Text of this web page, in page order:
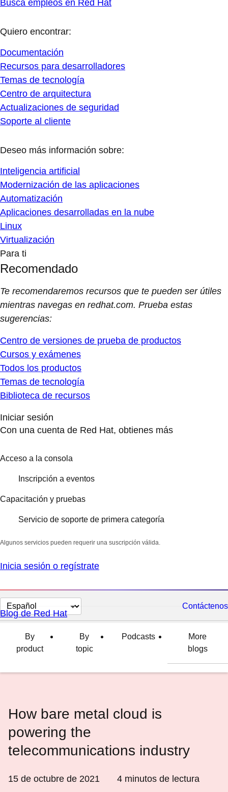
Busca empleos en Red Hat
Quiero encontrar:
Documentación
Recursos para desarrolladores
Temas de tecnología
Centro de arquitectura
Actualizaciones de seguridad
Soporte al cliente
Deseo más información sobre:
Inteligencia artificial
Modernización de las aplicaciones
Automatización
Aplicaciones desarrolladas en la nube
Linux
Virtualización
Para ti
Recomendado
Te recomendaremos recursos que te pueden ser útiles
mientras navegas en redhat.com. Prueba estas
sugerencias:
Centro de versiones de prueba de productos
Cursos y exámenes
Todos los productos
Temas de tecnología
Biblioteca de recursos
Iniciar sesión
Con una cuenta de Red Hat, obtienes más
Acceso a la consola
Inscripción a eventos
Capacitación y pruebas
Servicio de soporte de primera categoría
Algunos servicios pueden requerir una suscripción válida.
Inicia sesión o regístrate
Cambiar
el
idioma
Contáctenos
Blog de Red Hat
By
product
By
topic
Podcasts
More
blogs
How bare metal cloud is
powering the
telecommunications industry
15 de octubre de 2021 4 minutos de lectura